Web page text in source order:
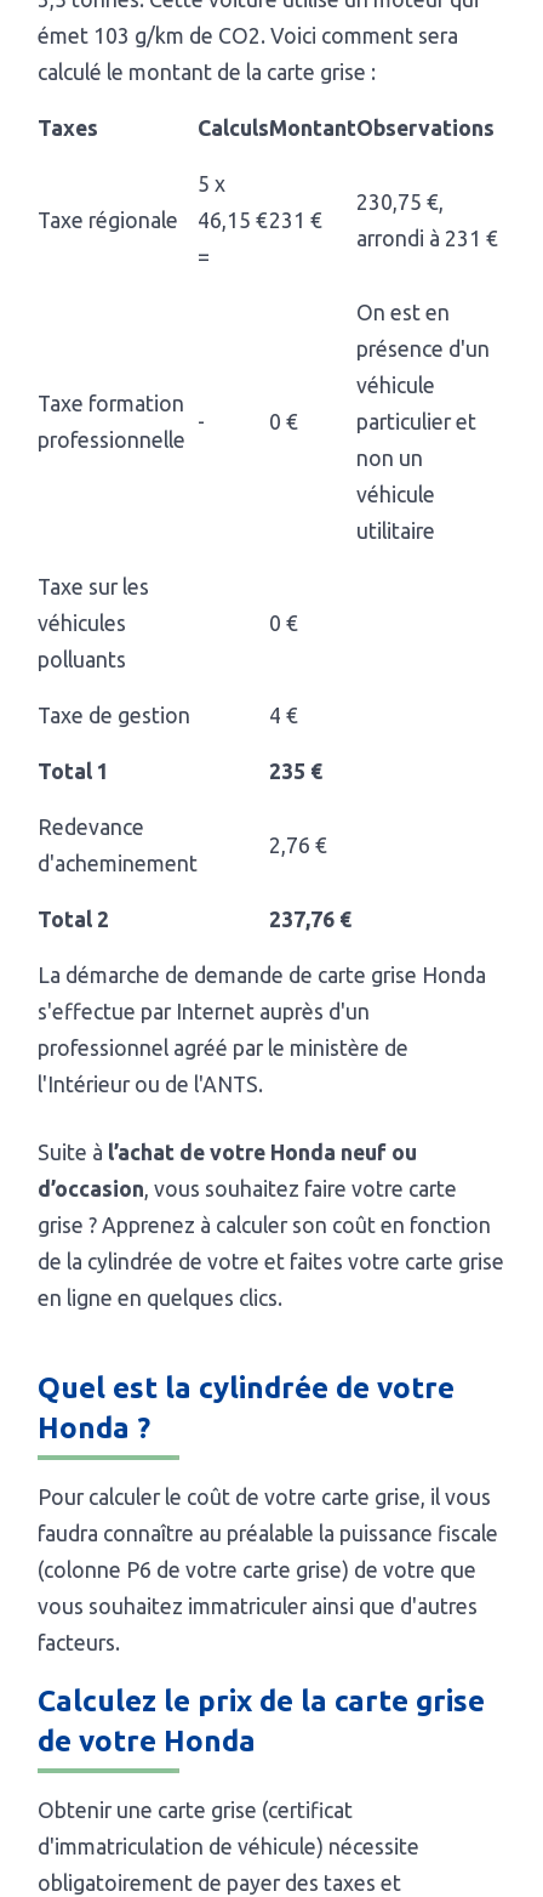
émet 103 g/km de CO2. Voici comment sera
calculé le montant de la carte grise :
Taxes CalculsMontantObservations
Taxe régionale
5 x
46,15 €
=
231 €
230,75 €,
arrondi à 231 €
Taxe formation
professionnelle
- 0 €
On est en
présence d'un
véhicule
particulier et
non un
véhicule
utilitaire
Taxe sur les
véhicules
polluants
0 €
Taxe de gestion 4 €
Total 1 235 €
Redevance
d'acheminement
2,76 €
Total 2 237,76 €
La démarche de demande de carte grise Honda
s'effectue par Internet auprès d'un
professionnel agréé par le ministère de
l'Intérieur ou de l'ANTS.
Suite à l’achat de votre Honda neuf ou
d’occasion, vous souhaitez faire votre carte
grise ? Apprenez à calculer son coût en fonction
de la cylindrée de votre et faites votre carte grise
en ligne en quelques clics.
Quel est la cylindrée de votre
Honda ?
Pour calculer le coût de votre carte grise, il vous
faudra connaître au préalable la puissance fiscale
(colonne P6 de votre carte grise) de votre que
vous souhaitez immatriculer ainsi que d'autres
facteurs.
Calculez le prix de la carte grise
de votre Honda
Obtenir une carte grise (certificat
d'immatriculation de véhicule) nécessite
obligatoirement de payer des taxes et